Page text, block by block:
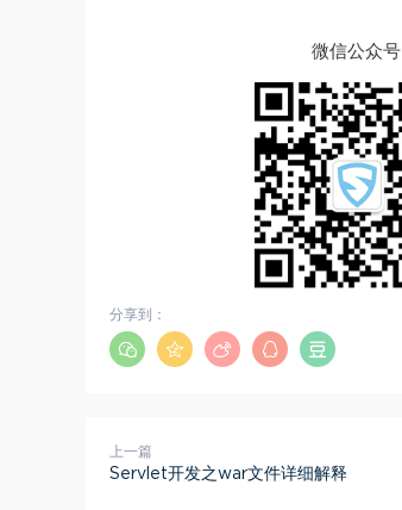
微信公众号
分享到：
上一篇
Servlet开发之war文件详细解释